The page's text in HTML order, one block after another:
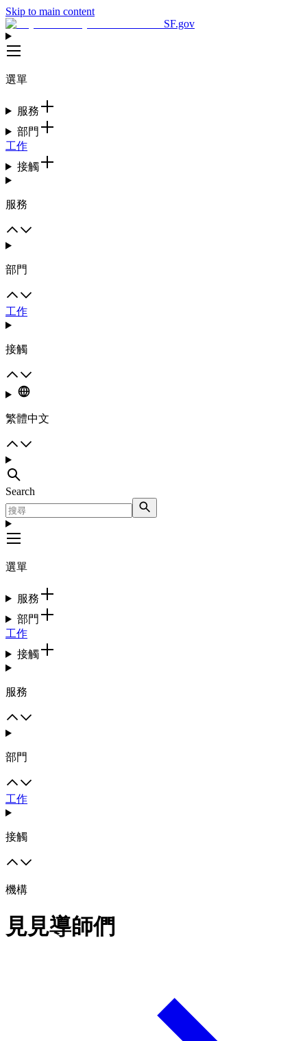
Skip to main content
SF.gov
選單
服務
部門
工作
接觸
服務
部門
工作
接觸
繁體中文
Search
選單
服務
部門
工作
接觸
服務
部門
工作
接觸
機構
見見導師們